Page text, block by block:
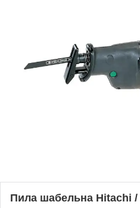
Пила шабельна Hitachi /